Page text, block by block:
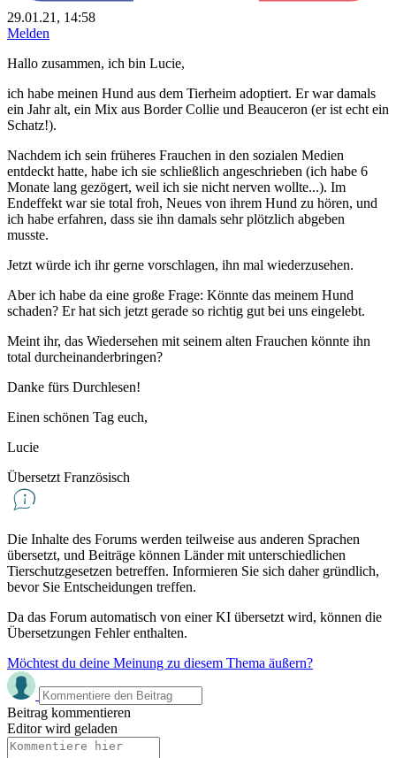
29.01.21, 14:58
Melden
Hallo zusammen, ich bin Lucie,
ich habe meinen Hund aus dem Tierheim adoptiert. Er war damals
ein Jahr alt, ein Mix aus Border Collie und Beauceron (er ist echt ein
Schatz!).
Nachdem ich sein früheres Frauchen in den sozialen Medien
entdeckt hatte, habe ich sie schließlich angeschrieben (ich habe 6
Monate lang gezögert, weil ich sie nicht nerven wollte...). Im
Endeffekt war sie total froh, Neues von ihrem Hund zu hören, und
ich habe erfahren, dass sie ihn damals sehr plötzlich abgeben
musste.
Jetzt würde ich ihr gerne vorschlagen, ihn mal wiederzusehen.
Aber ich habe da eine große Frage: Könnte das meinem Hund
schaden? Er hat sich jetzt gerade so richtig gut bei uns eingelebt.
Meint ihr, das Wiedersehen mit seinem alten Frauchen könnte ihn
total durcheinanderbringen?
Danke fürs Durchlesen!
Einen schönen Tag euch,
Lucie
Übersetzt Französisch
Die Inhalte des Forums werden teilweise aus anderen Sprachen
übersetzt, und Beiträge können Länder mit unterschiedlichen
Tierschutzgesetzen betreffen. Informieren Sie sich daher gründlich,
bevor Sie Entscheidungen treffen.
Da das Forum automatisch von einer KI übersetzt wird, können die
Übersetzungen Fehler enthalten.
Möchtest du deine Meinung zu diesem Thema äußern?
Beitrag kommentieren
Editor wird geladen